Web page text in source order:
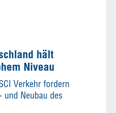
hält
Niveau
Verkehr fordern
und Neubau des